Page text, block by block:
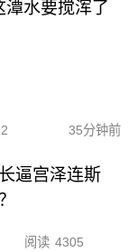
水要搅浑了
35分钟前
逼宫泽连斯
阅读 4305